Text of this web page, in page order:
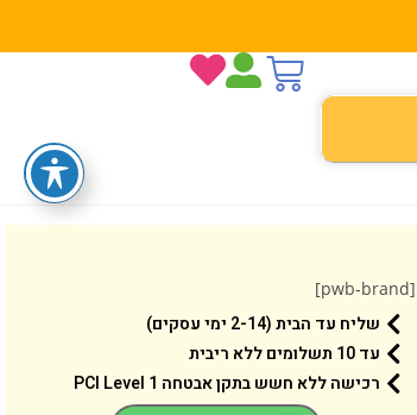
[pwb-brand]
שליח עד הבית (2-14 ימי עסקים)
עד 10 תשלומים ללא ריבית
רכישה ללא חשש בתקן אבטחה 1 PCI Level